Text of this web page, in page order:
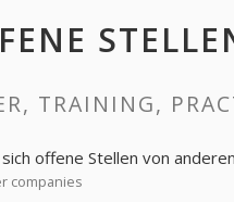
TRAINING,
offene Stellen von
companies